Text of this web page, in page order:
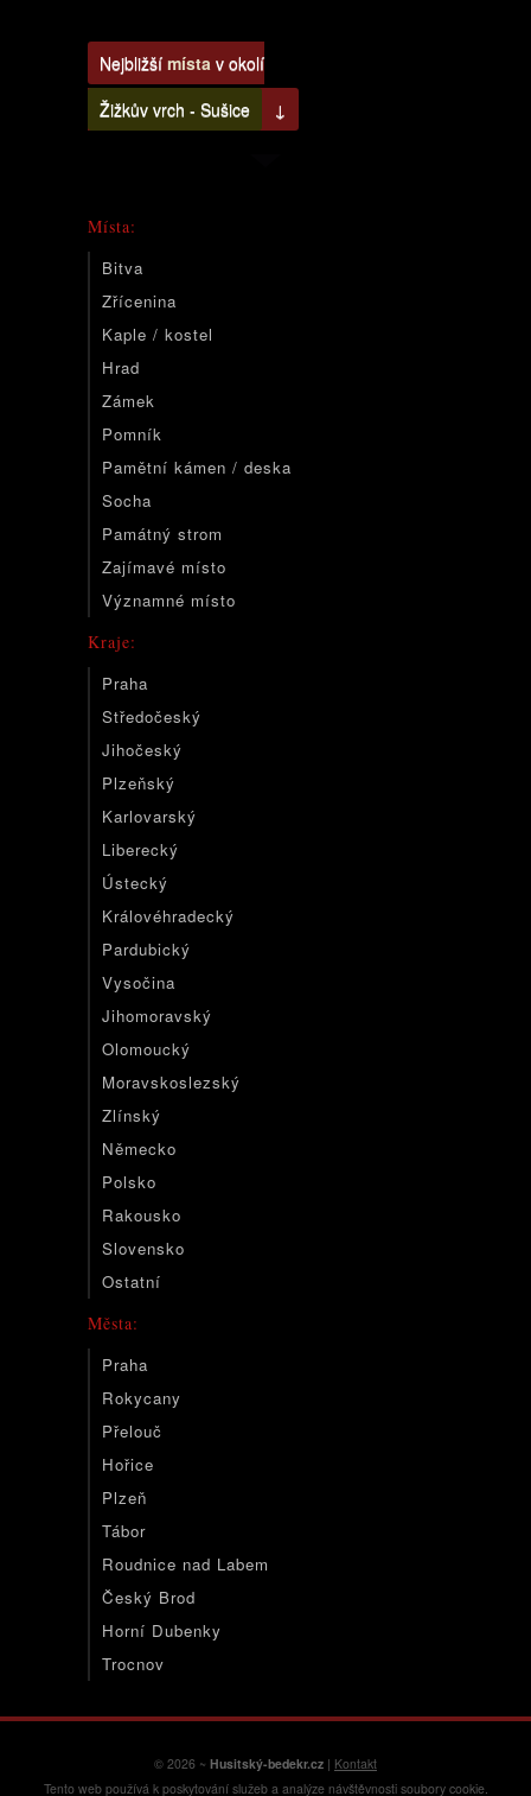
Nejbližší místa v okolí
Žižkův vrch - Sušice
↓
Místa:
Bitva
Zřícenina
Kaple / kostel
Hrad
Zámek
Pomník
Pamětní kámen / deska
Socha
Památný strom
Zajímavé místo
Významné místo
Kraje:
Praha
Středočeský
Jihočeský
Plzeňský
Karlovarský
Liberecký
Ústecký
Královéhradecký
Pardubický
Vysočina
Jihomoravský
Olomoucký
Moravskoslezský
Zlínský
Německo
Polsko
Rakousko
Slovensko
Ostatní
Města:
Praha
Rokycany
Přelouč
Hořice
Plzeň
Tábor
Roudnice nad Labem
Český Brod
Horní Dubenky
Trocnov
© 2026 ~ Husitský-bedekr.cz | Kontakt
Tento web používá k poskytování služeb a analýze návštěvnosti soubory cookie.